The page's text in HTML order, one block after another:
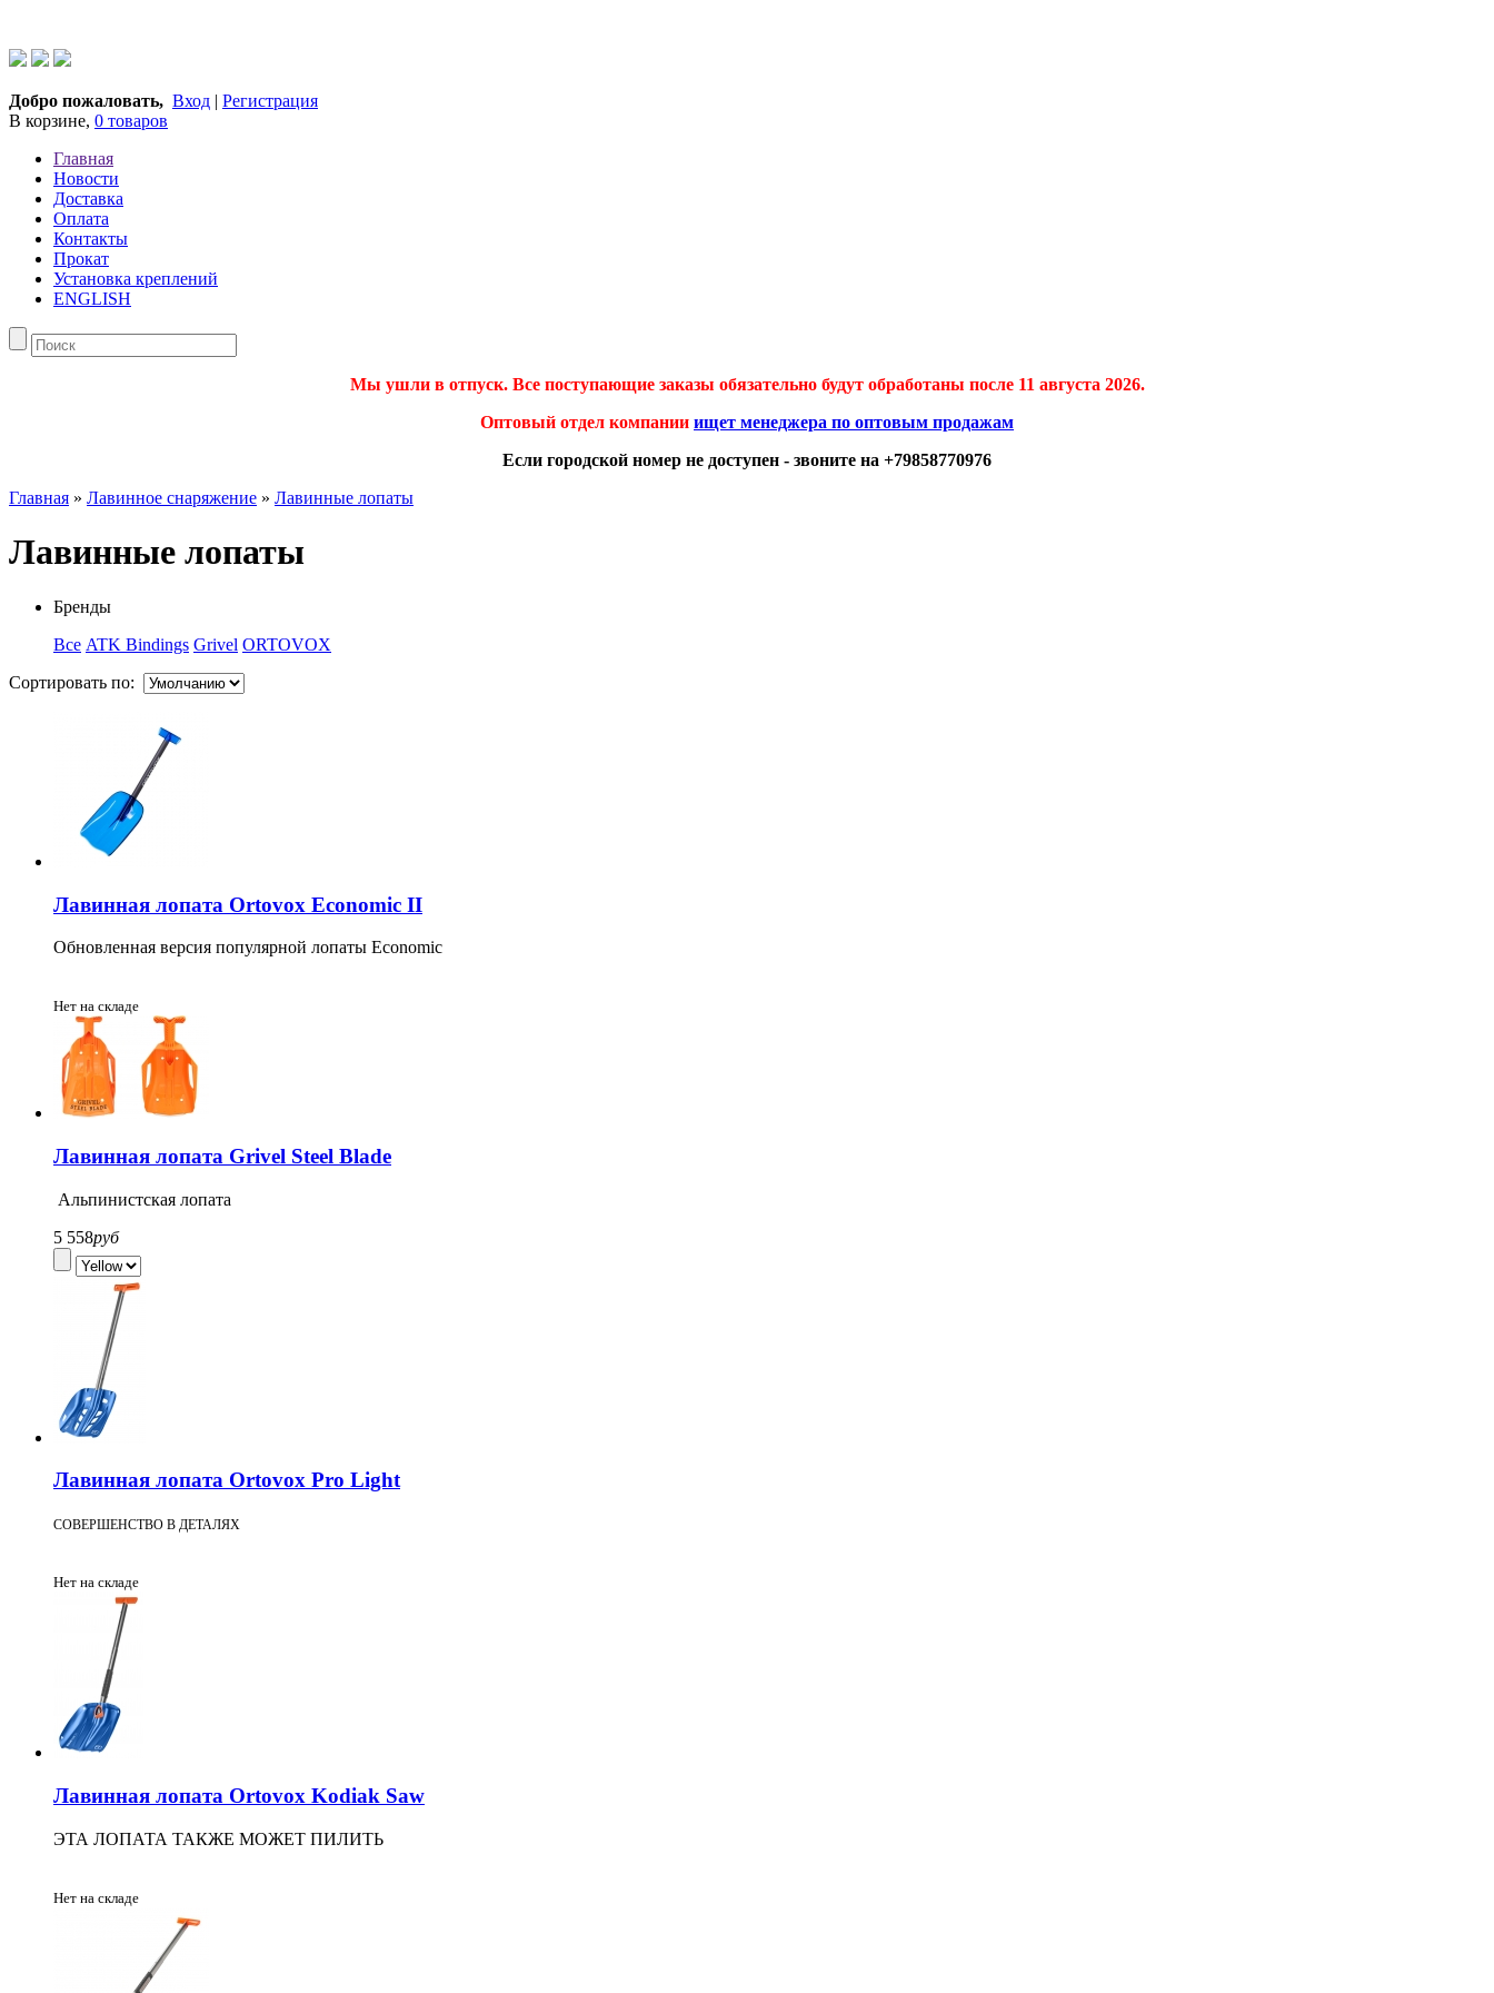
Добро пожаловать, Вход | Регистрация
В корзине, 0 товаров
Главная
Новости
Доставка
Оплата
Контакты
Прокат
Установка креплений
ENGLISH
Мы ушли в отпуск. Все поступающие заказы обязательно будут обработаны после 11 августа 2026.
Оптовый отдел компании ищет менеджера по оптовым продажам
Если городской номер не доступен - звоните на +79858770976
Главная » Лавинное снаряжение » Лавинные лопаты
Лавинные лопаты
Бренды
Все ATK Bindings Grivel ORTOVOX
Сортировать по:
Лавинная лопата Ortovox Economic II
Обновленная версия популярной лопаты Economic
Нет на складе
Лавинная лопата Grivel Steel Blade
Альпинистская лопата
5 558руб
Лавинная лопата Ortovox Pro Light
СОВЕРШЕНСТВО В ДЕТАЛЯХ
Нет на складе
Лавинная лопата Ortovox Kodiak Saw
ЭТА ЛОПАТА ТАКЖЕ МОЖЕТ ПИЛИТЬ
Нет на складе